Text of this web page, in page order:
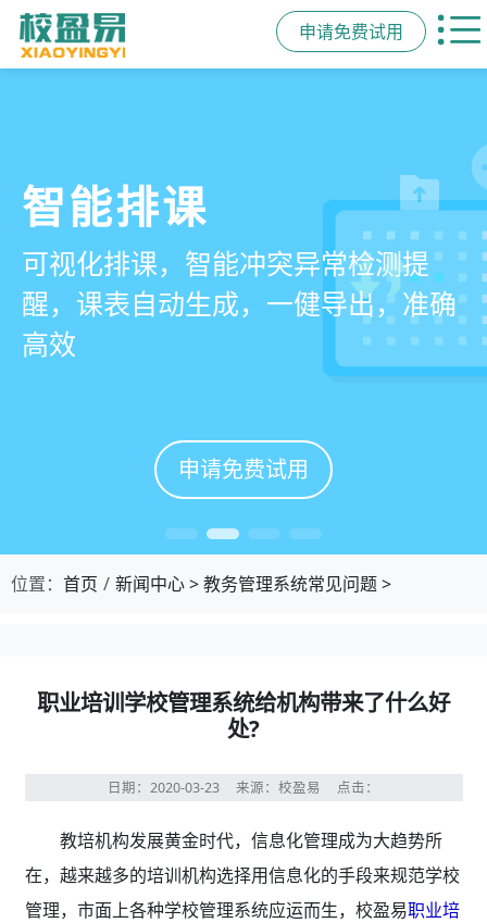
申请免费试用
管学校，用校盈易
培训机构教务管理系
统
有效提升运营管理效率45%
申请免费试用
智能排课
可视化排课，智能冲突异常检测提
醒，课表自动生成，一健导出，准确
高效
申请免费试用
课时统计
学员签到同步扣减课时，老师带课量
自动统计、汇总，数据清晰可查免扯
皮
申请免费试用
家校互动
一部手机链接教师、学员、家长，沟
通互动零距离，服务贴心铸口碑促续
费
申请免费试用
位置： 首页 新闻中心>教务管理系统常见问题>
职业培训学校管理系统给机构带来了什么好
处?
日期：2020-03-23 来源：校盈易 点击：
教培机构发展黄金时代，信息化管理成为大趋势所
在，越来越多的培训机构选择用信息化的手段来规范学校
管理，市面上各种学校管理系统应运而生，校盈易职业培